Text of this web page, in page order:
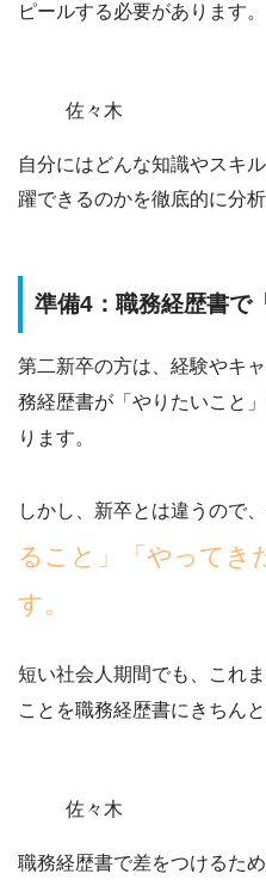
ピールする必要があります。
佐々木
自分にはどんな知識やスキ
躍できるのかを徹底的に分
準備4：職務経歴書で
第二新卒の方は、経験やキ
務経歴書が「やりたいこと
ります。
しかし、新卒とは違うので
ること」「やってき
す。
短い社会人期間でも、これ
ことを職務経歴書にきちん
佐々木
職務経歴書で差をつけるた